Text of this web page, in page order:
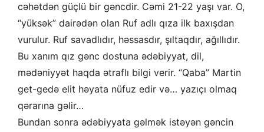
cəhətdən güçlü bir gəncdir. Cəmi 21-22 yaşı var. O,
“yüksək” dairədən olan Ruf adlı qıza ilk baxışdan
vurulur. Ruf savadlıdır, həssasdır, şıltaqdır, ağıllıdır.
Bu xanım qız gənc dostuna ədəbiyyat, dil,
mədəniyyət haqda ətraflı bilgi verir. “Qaba” Martin
get-gedə elit həyata nüfuz edir və… yazıçı olmaq
qərarına gəlir…
Bundan sonra ədəbiyyata gəlmək istəyən gəncin